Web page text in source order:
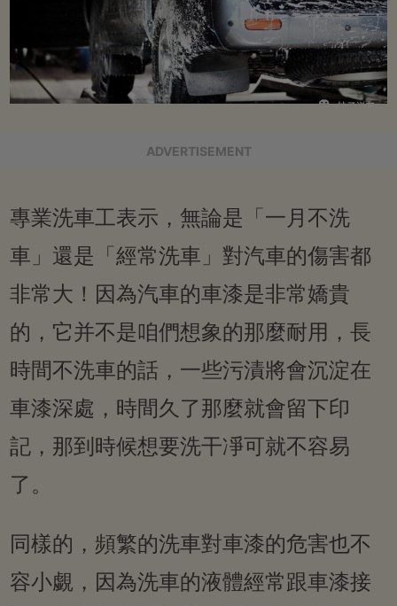
ADVERTISEMENT
專業洗車工表示，無論是「一月不洗
車」還是「經常洗車」對汽車的傷害都
非常大！因為汽車的車漆是非常嬌貴
的，它并不是咱們想象的那麼耐用，長
時間不洗車的話，一些污漬將會沉淀在
車漆深處，時間久了那麼就會留下印
記，那到時候想要洗干凈可就不容易
了。
同樣的，頻繁的洗車對車漆的危害也不
容小覷，因為洗車的液體經常跟車漆接